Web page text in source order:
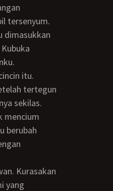
tersenyum.
tertegun
sekilas.
berubah
yang